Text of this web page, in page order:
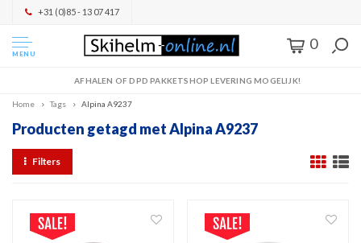
+31 (0)85 - 13 07 417
MENU
0
AFHALEN OF DPD PAKKETSHOP LEVERING MOGELIJK!
Home Tags Alpina A9237
Producten getagd met Alpina A9237
Filters